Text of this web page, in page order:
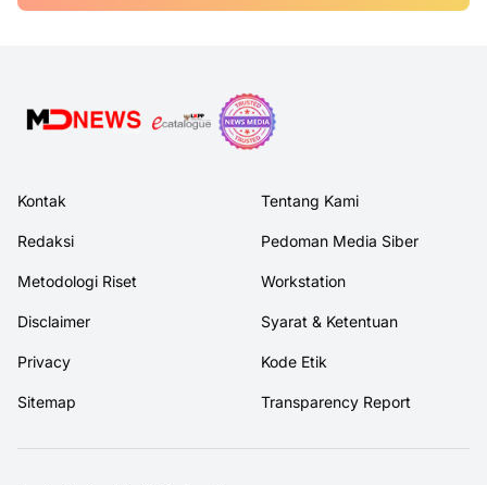
Kontak Tentang Kami
Redaksi Pedoman Media Siber
Metodologi Riset Workstation
Disclaimer Syarat & Ketentuan
Privacy Kode Etik
Sitemap Transparency Report